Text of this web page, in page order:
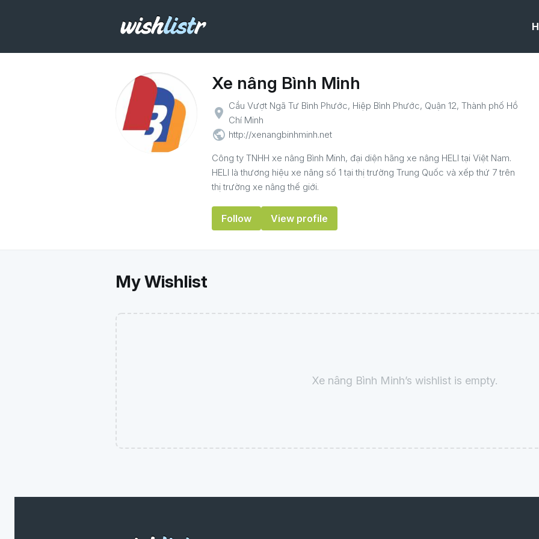
Xe nâng Bình Minh
place
Cầu Vượt Ngã Tư Bình Phước, Hiệp Bình Phước, Quận 12, Thành phố Hồ
Chí Minh
public http://xenangbinhminh.net
Công ty TNHH xe nâng Bình Minh, đại diện hãng xe nâng HELI tại Việt Nam.
HELI là thương hiệu xe nâng số 1 tại thị trường Trung Quốc và xếp thứ 7 trên
thị trường xe nâng thế giới.
Follow View profile
My Wishlist
Xe nâng Bình Minh’s wishlist is empty.